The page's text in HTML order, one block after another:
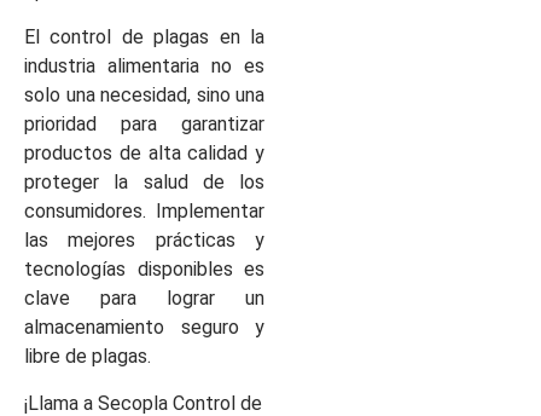
El control de plagas en la
industria alimentaria no es
solo una necesidad, sino una
prioridad para garantizar
productos de alta calidad y
proteger la salud de los
consumidores. Implementar
las mejores prácticas y
tecnologías disponibles es
clave para lograr un
almacenamiento seguro y
libre de plagas.
¡Llama a Secopla Control de